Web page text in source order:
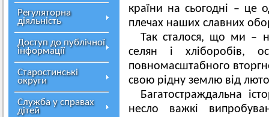
Регуляторна
діяльність
Доступ до публічної
інформації
Старостинські
округи
Служба у справах
дітей
країни на сьогодні – це
плечах наших славних
Так сталося, що ми –
селян і хліборобів,
повномасштабного
свою рідну землю від
Багатостраждальна
несло важкі